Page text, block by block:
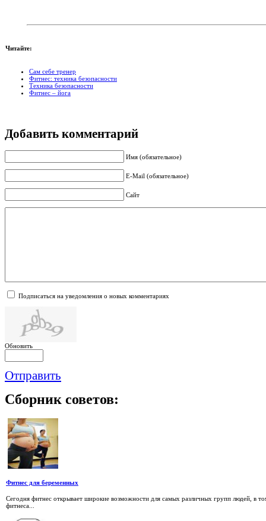
Читайте:
Сам себе тренер
Фитнес: техника безопасности
Техника безопасности
Фитнес – йога
Добавить комментарий
Имя (обязательное)
E-Mail (обязательное)
Сайт
Подписаться на уведомления о новых комментариях
Обновить
Отправить
Сборник советов:
Фитнес для беременных
Сегодня фитнес открывает широкие возможности для самых различных групп людей, в
фитнеса...